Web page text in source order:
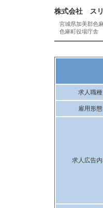
株式会社 ス
宮城県加美郡色
色麻町役場庁舎
求人職種
雇用形態
求人広告